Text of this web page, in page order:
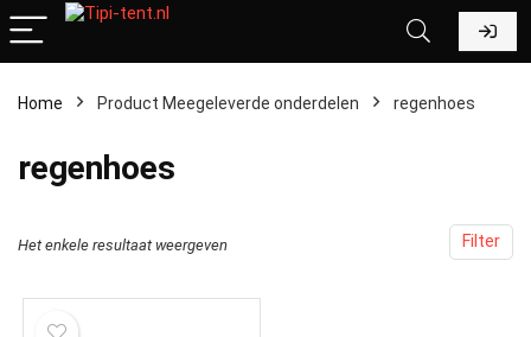
Home Product Meegeleverde onderdelen ‎regenhoes
‎regenhoes
Filter
Het enkele resultaat weergeven